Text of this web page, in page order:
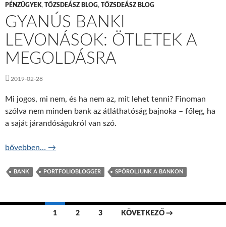
PÉNZÜGYEK, TŐZSDEÁSZ BLOG, TŐZSDEÁSZ BLOG
GYANÚS BANKI
LEVONÁSOK: ÖTLETEK A
MEGOLDÁSRA
2019-02-28
Mi jogos, mi nem, és ha nem az, mit lehet tenni? Finoman
szólva nem minden bank az átláthatóság bajnoka – főleg, ha
a saját járandóságukról van szó.
Gyanús banki levonások: ötletek a megoldásra
bővebben… →
BANK PORTFOLIOBLOGGER SPÓROLJUNK A BANKON
Bejegyzések
1 2 3 KÖVETKEZŐ →